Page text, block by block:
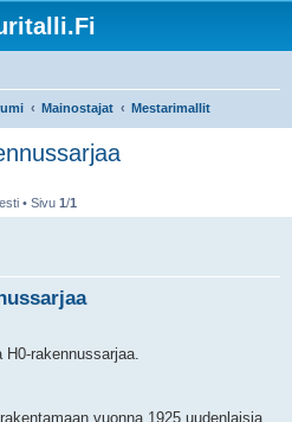
Mainostajat Mestarimallit
• Sivu 1/1
rakennussarjaa.
vuonna 1925 uudenlaisia